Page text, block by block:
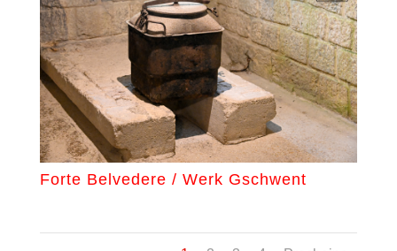
Forte Belvedere / Werk Gschwent